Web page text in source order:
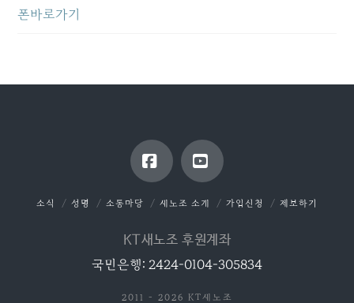
폰바로가기
FacebookYouTube
소식 성명 소통마당 새노조 소개 가입신청 제보하기
KT새노조 후원계좌
국민은행: 2424-0104-305834
2011 - 2026 KT새노조